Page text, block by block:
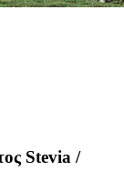
Stevia /